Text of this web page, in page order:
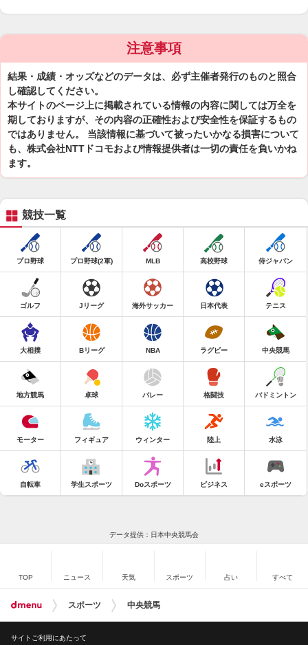
注意事項
結果・成績・オッズなどのデータは、必ず主催者発行のものと照合
し確認してください。
本サイトのページ上に掲載されている情報の内容に関しては万全を
期しておりますが、その内容の正確性および安全性を保証するもの
ではありません。 当該情報に基づいて被ったいかなる損害について
も、株式会社NTTドコモおよび情報提供者は一切の責任を負いかね
ます。
競技一覧
プロ野球 プロ野球(2軍) MLB 高校野球 侍ジャパン
ゴルフ Jリーグ 海外サッカー 日本代表 テニス
大相撲 Bリーグ NBA ラグビー 中央競馬
地方競馬 卓球 バレー 格闘技 バドミントン
モーター フィギュア ウィンター 陸上 水泳
自転車 学生スポーツ Doスポーツ ビジネス eスポーツ
データ提供：日本中央競馬会
TOP ニュース 天気 スポーツ 占い すべて
スポーツ 中央競馬
サイトご利用にあたって